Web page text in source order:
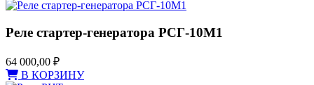
Реле стартер-генератора РСГ-10М1
64 000,00 ₽
В КОРЗИНУ